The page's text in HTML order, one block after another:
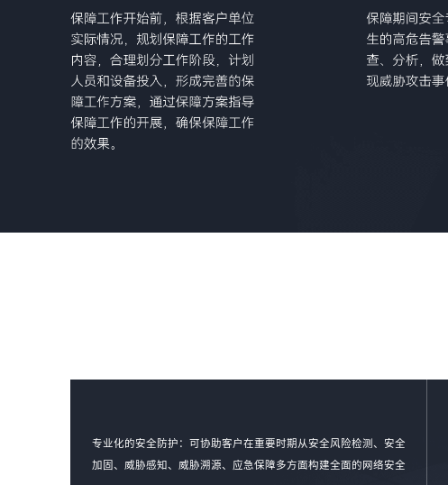
专业化的安全防护：可协助客户在重要时期从安全风险检测、安全
加固、威胁感知、威胁溯源、应急保障多方面构建全面的网络安全